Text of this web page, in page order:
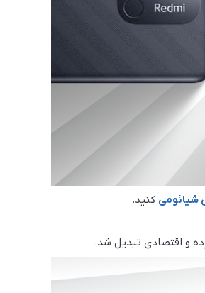
شیائومی کنید.
و اقتصادی تبدیل شد.